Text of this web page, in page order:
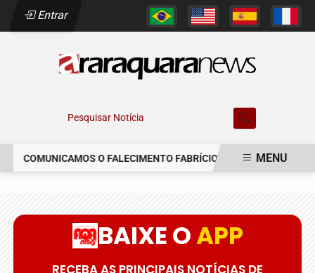
Entrar
Pesquisar Notícia
COMUNICAMOS O FALECIMENTO FABRÍCIO AUGUSTO FERREIRA
MENU
BAIXE OAPP
RECEBA AS PRINCIPAIS NOTÍCIAS DE